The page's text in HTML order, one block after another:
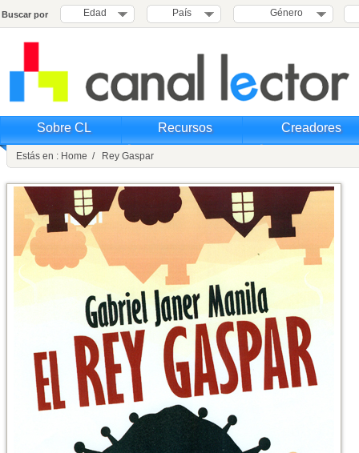
Buscar por Edad País Género
Sobre CL Recursos Creadores
Estás en : Home / Rey Gaspar